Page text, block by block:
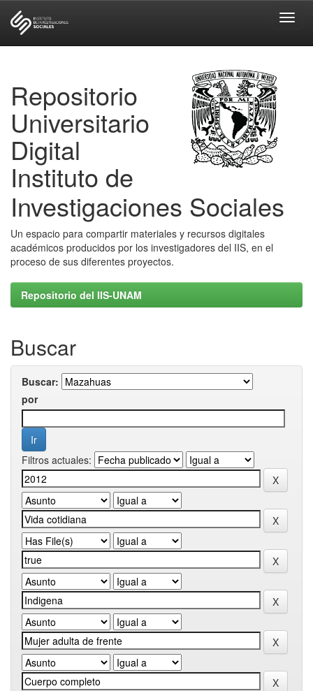
Repositorio
Universitario
Digital
Instituto de
Investigaciones Sociales
Un espacio para compartir materiales y recursos digitales
académicos producidos por los investigadores del IIS, en el
proceso de sus diferentes proyectos.
Repositorio del IIS-UNAM
Buscar
Buscar:
por
Filtros actuales: